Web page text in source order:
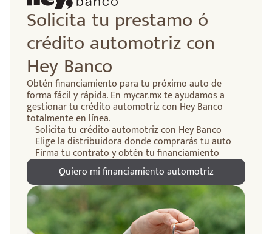
Solicita tu prestamo ó
crédito automotriz con
Hey Banco
Obtén financiamiento para tu próximo auto de
forma fácil y rápida. En mycar.mx te ayudamos a
gestionar tu crédito automotriz con Hey Banco
totalmente en línea.
Solicita tu crédito automotriz con Hey Banco
Elige la distribuidora donde comprarás tu auto
Firma tu contrato y obtén tu financiamiento
Quiero mi financiamiento automotriz